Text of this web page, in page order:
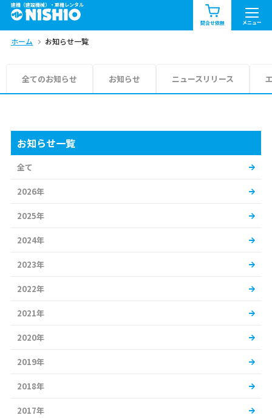
建機（建設機械）・重機レンタル
問合せ依頼 メニュー
商品一覧 お知らせ一覧
問合せ依頼リスト
エリア情報を見る
中部 関西 中国・四国
ホーム お知らせ一覧
全てのお知らせ お知らせ ニュースリリース
お知らせ一覧
全て
2026年
2025年
2024年
2023年
2022年
2021年
2020年
2019年
2018年
2017年